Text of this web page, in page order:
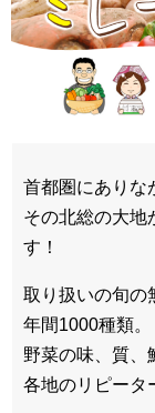
首都圏にありな
その北総の大地
す！
取り扱いの旬の
年間1000種類。
野菜の味、質、
各地のリピータ